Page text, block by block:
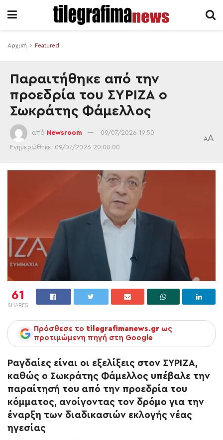
Αρχική Featured
Παραιτήθηκε από την
προεδρία του ΣΥΡΙΖΑ ο
Σωκράτης Φάμελλος
από Newsroom 09/07/2026 19:50
Ενημερώθηκε: 09/07/2026 20:00:00
AA
61
SHARES
Πρόσθεσε το tilegrafimanews.gr ως
προτιμώμενη πηγή στη Google
Ραγδαίες είναι οι εξελίξεις στον ΣΥΡΙΖΑ,
καθώς ο Σωκράτης Φάμελλος υπέβαλε την
παραίτησή του από την προεδρία του
κόμματος, ανοίγοντας τον δρόμο για την
έναρξη των διαδικασιών εκλογής νέας
ηγεσίας